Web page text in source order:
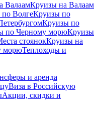
ВалаамКруизы на Валаам
ВолгеКруизы по
Круизы по
по Черному морюКруизы
стоянокКруизы на
морюТеплоходы и
и аренда
Виза в Российскую
Акции, скидки и